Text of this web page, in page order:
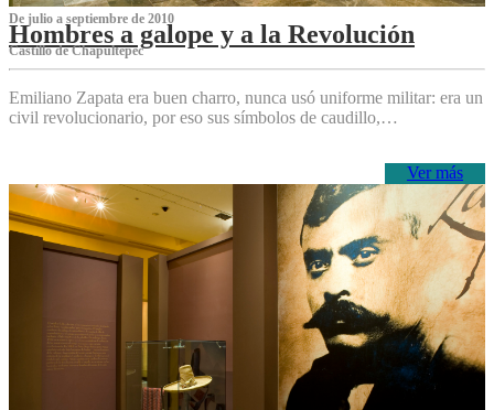
De julio a septiembre de 2010
Hombres a galope y a la Revolución
Castillo de Chapultepec
Emiliano Zapata era buen charro, nunca usó uniforme militar: era un
civil revolucionario, por eso sus símbolos de caudillo,…
Ver más